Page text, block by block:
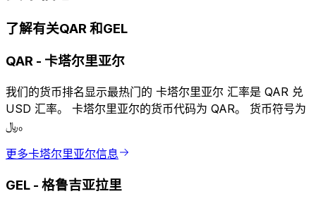
了解有关QAR 和GEL
QAR - 卡塔尔里亚尔
我们的货币排名显示最热门的 卡塔尔里亚尔 汇率是 QAR 兑
USD 汇率。 卡塔尔里亚尔的货币代码为 QAR。 货币符号为
﷼。
更多卡塔尔里亚尔信息
GEL - 格鲁吉亚拉里